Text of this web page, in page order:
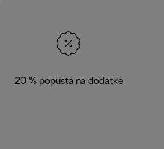
20 % popusta na dodatke